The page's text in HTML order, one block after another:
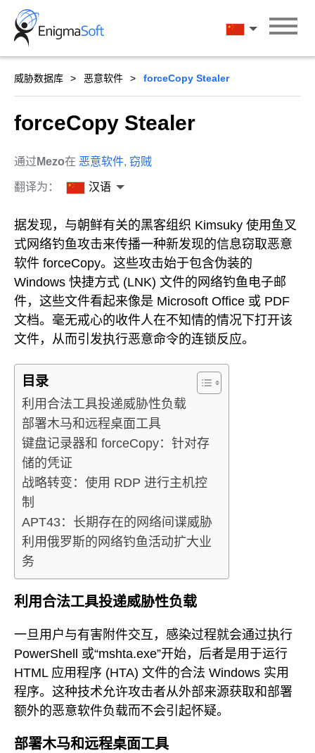
Skip
content
汉语
威胁数据库 恶意软件 forceCopy Stealer
forceCopy Stealer
通过 Mezo在 恶意软件, 窃贼
翻译为： 汉语
据发现，与朝鲜有关的黑客组织 Kimsuky 使用鱼叉
式网络钓鱼攻击来传播一种新发现的信息窃取恶意
软件 forceCopy。这些攻击始于包含伪装的
Windows 快捷方式 (LNK) 文件的网络钓鱼电子邮
件，这些文件看起来像是 Microsoft Office 或 PDF
文档。毫无戒心的收件人在不知情的情况下打开该
文件，从而引发执行恶意命令的连锁反应。
目录
利用合法工具投递威胁性负载
部署木马和远程桌面工具
键盘记录器和 forceCopy：针对存
储的凭证
战略转变：使用 RDP 进行主机控
制
APT43：长期存在的网络间谍威胁
利用俄罗斯的网络钓鱼活动扩大业
务
利用合法工具投递威胁性负载
一旦用户与有害附件交互，感染过程就会通过执行
PowerShell 或“mshta.exe”开始，后者是用于运行
HTML 应用程序 (HTA) 文件的合法 Windows 实用
程序。这种技术允许攻击者从外部来源获取和部署
额外的恶意软件负载而不会引起怀疑。
部署木马和远程桌面工具